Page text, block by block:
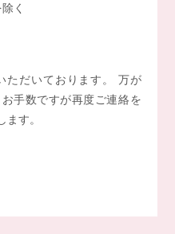
く
ただいております。 万が
手数ですが再度ご連絡を
す。